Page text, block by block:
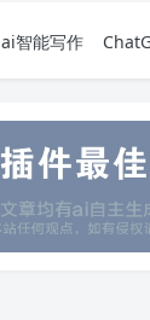
ai智能写作